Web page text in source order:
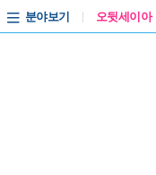
분야보기 오뒷세이아